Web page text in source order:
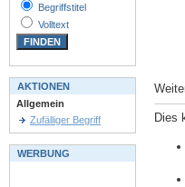
Dies
Begriffstitel
Volltext
AKTIONEN
Allgemein
Zufälliger Begriff
WERBUNG